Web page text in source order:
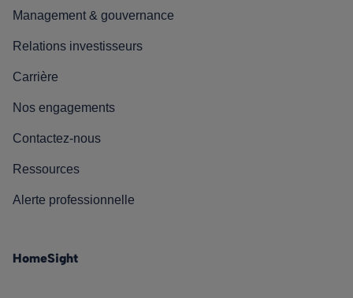
Management & gouvernance
Relations investisseurs
Carrière
Nos engagements
Contactez-nous
Ressources
Alerte professionnelle
HomeSight